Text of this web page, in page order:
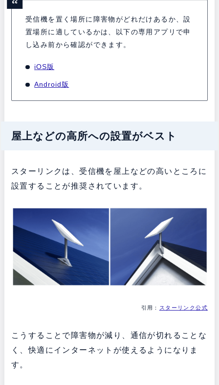
受信機を置く場所に障害物がどれだけあるか、設
置場所に適しているかは、以下の専用アプリで申
し込み前から確認ができます。
iOS版
Android版
屋上などの高所への設置がベスト
スターリンクは、受信機を屋上などの高いところに
設置することが推奨されています。
引用： スターリンク公式
こうすることで障害物が減り、通信が切れることな
く、快適にインターネットが使えるようになりま
す。